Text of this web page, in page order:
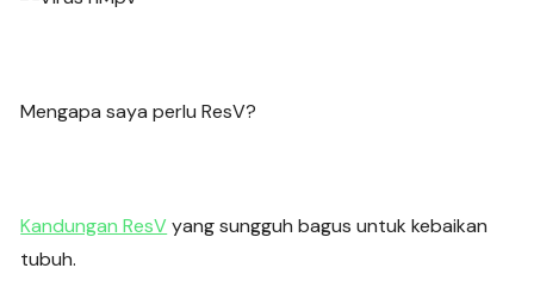
Mengapa saya perlu ResV?
Kandungan ResVyang sungguh bagus untuk kebaikan
tubuh.